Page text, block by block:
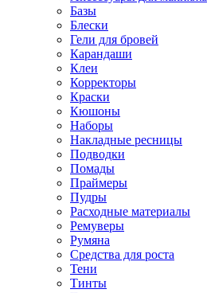
Базы
Блески
Гели для бровей
Карандаши
Клеи
Корректоры
Краски
Кюшоны
Наборы
Накладные ресницы
Подводки
Помады
Праймеры
Пудры
Расходные материалы
Ремуверы
Румяна
Средства для роста
Тени
Тинты